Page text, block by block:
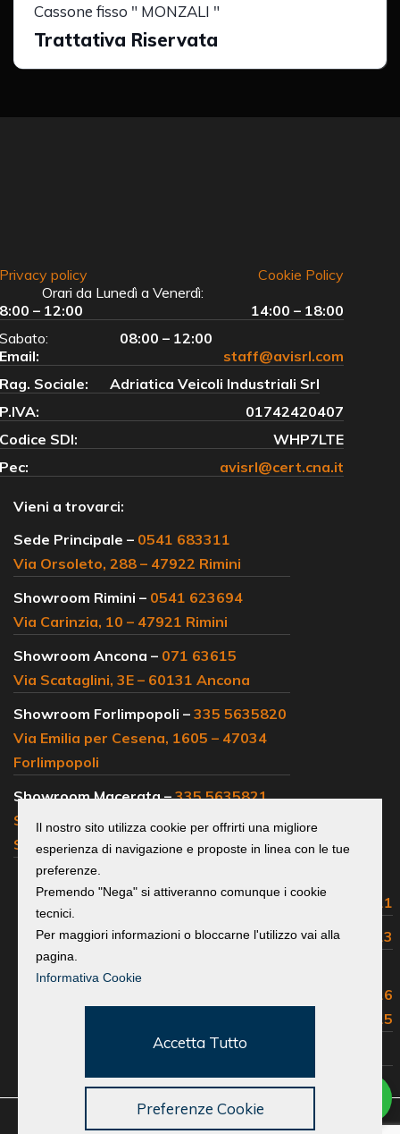
Cassone fisso " MONZALI "
Trattativa Riservata
Privacy policy
Cookie Policy
Orari da Lunedì a Venerdì:
8:00 – 12:00
14:00 – 18:00
Sabato: 08:00 – 12:00
Email:
staff@avisrl.com
Rag. Sociale: Adriatica Veicoli Industriali Srl
P.IVA:
01742420407
Codice SDI:
WHP7LTE
Pec:
avisrl@cert.cna.it
Vieni a trovarci:
Sede Principale – 0541 683311
Via Orsoleto, 288 – 47922 Rimini
Showroom Rimini – 0541 623694
Via Carinzia, 10 – 47921 Rimini
Showroom Ancona – 071 63615
Via Scataglini, 3E – 60131 Ancona
Showroom Forlimpopoli – 335 5635820
Via Emilia per Cesena, 1605 – 47034
Forlimpopoli
Showroom Macerata –335 5635821
SS 77, km 102 – 62019 Loc.
Sambucheto Recanati
Centralino e
uffici commerciali:
0541 683311
Assistenza Volvo:
0541 683313
Assistenza Isuzu, Maxus,
0541 683316
0541 683315
Il nostro sito utilizza cookie per offrirti una migliore
esperienza di navigazione e proposte in linea con le tue
preferenze.
Premendo "Nega" si attiveranno comunque i cookie
tecnici.
Per maggiori informazioni o bloccarne l'utilizzo vai alla
pagina.
Informativa Cookie
Accetta Tutto
Preferenze Cookie